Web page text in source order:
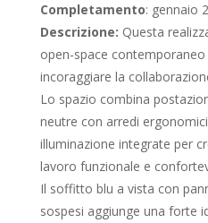
Completamento: gennaio
Descrizione: Questa
open-space
incoraggiare la
Lo spazio combina
neutre con arredi
illuminazione integrate per
lavoro funzionale e
Il soffitto blu a vista con
sospesi aggiunge una forte